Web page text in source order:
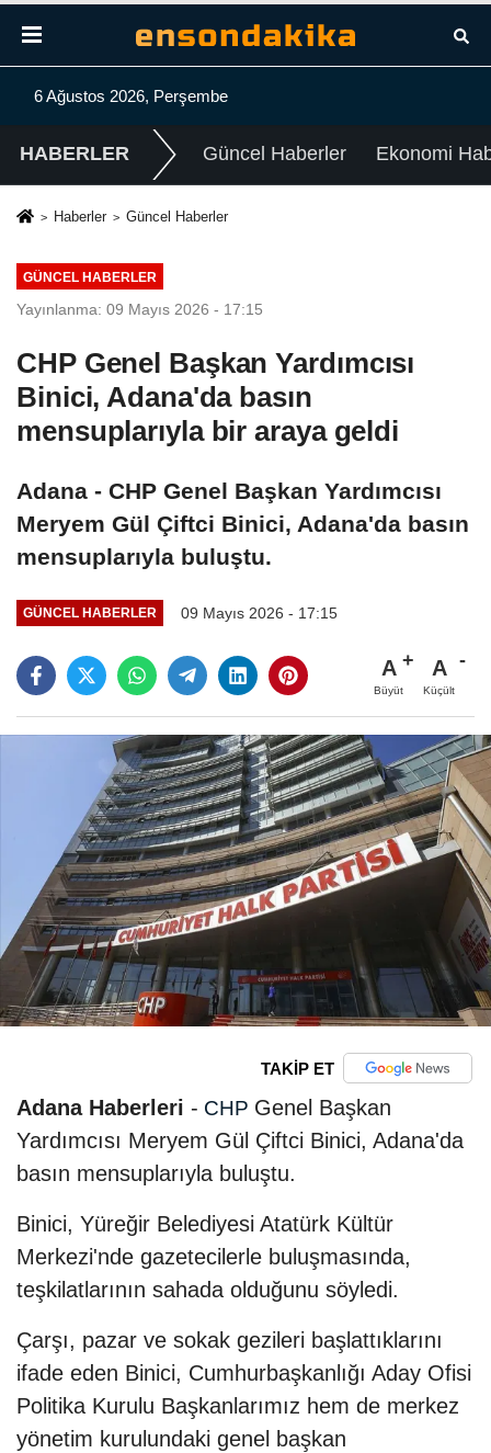
6 Ağustos 2026, Perşembe
HABERLER Güncel Haberler Ekonomi
Haberler Güncel Haberler
GÜNCEL HABERLER
Yayınlanma: 09 Mayıs 2026 - 17:15
CHP Genel Başkan Yardımcısı
Binici, Adana'da basın
mensuplarıyla bir araya geldi
Adana - CHP Genel Başkan Yardımcısı
Meryem Gül Çiftci Binici, Adana'da basın
mensuplarıyla buluştu.
GÜNCEL HABERLER 09 Mayıs 2026 - 17:15
A
Büyüt
A
Küçült
TAKİP ET
Adana Haberleri - CHP Genel Başkan
Yardımcısı Meryem Gül Çiftci Binici, Adana'da
basın mensuplarıyla buluştu.
Binici, Yüreğir Belediyesi Atatürk Kültür
Merkezi'nde gazetecilerle buluşmasında,
teşkilatlarının sahada olduğunu söyledi.
Çarşı, pazar ve sokak gezileri başlattıklarını
ifade eden Binici, Cumhurbaşkanlığı Aday Ofisi
Politika Kurulu Başkanlarımız hem de merkez
yönetim kurulundaki genel başkan